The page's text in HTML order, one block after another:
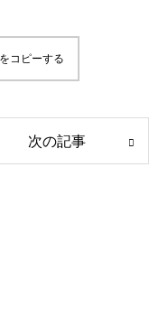
コピーする
次の記事